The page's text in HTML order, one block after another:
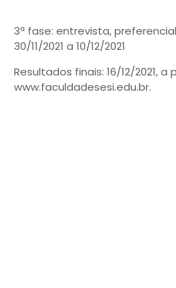
3ª fase: entrevista,
30/11/2021 a 10/12/2021
Resultados finais: 16/12/2021,
www.faculdadesesi.edu.br.